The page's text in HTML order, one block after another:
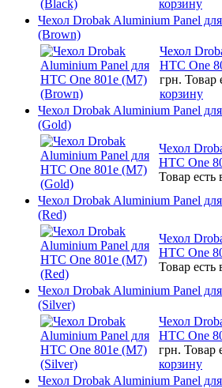
корзину
Чехол Drobak Aluminium Panel
(Brown)
Чехол
HTC One
грн. Товар
корзину
Чехол Drobak Aluminium Panel
(Gold)
Чехол
HTC One
Товар есть
Чехол Drobak Aluminium Panel
(Red)
Чехол
HTC One
Товар есть
Чехол Drobak Aluminium Panel
(Silver)
Чехол
HTC One
грн. Товар
корзину
Чехол Drobak Aluminium Panel